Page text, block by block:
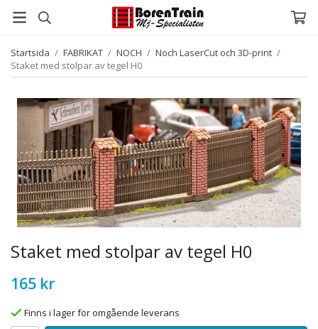
Startsida / FABRIKAT / NOCH / Noch LaserCut och 3D-print /
Staket med stolpar av tegel H0
Staket med stolpar av tegel H0
165 kr
Finns i lager för omgående leverans